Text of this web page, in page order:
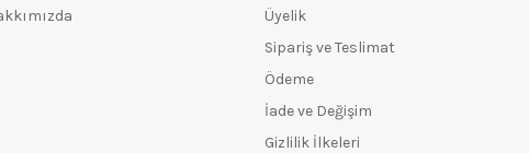
Üyelik
Sipariş ve Teslimat
Ödeme
İade ve Değişim
Gizlilik İlkeleri